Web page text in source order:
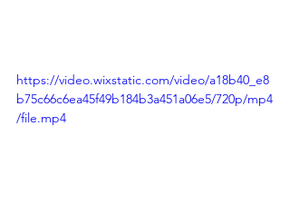
https://video.wixstatic.com/video/a18b40_e8
b75c66c6ea45f49b184b3a451a06e5/720p/mp4
/file.mp4